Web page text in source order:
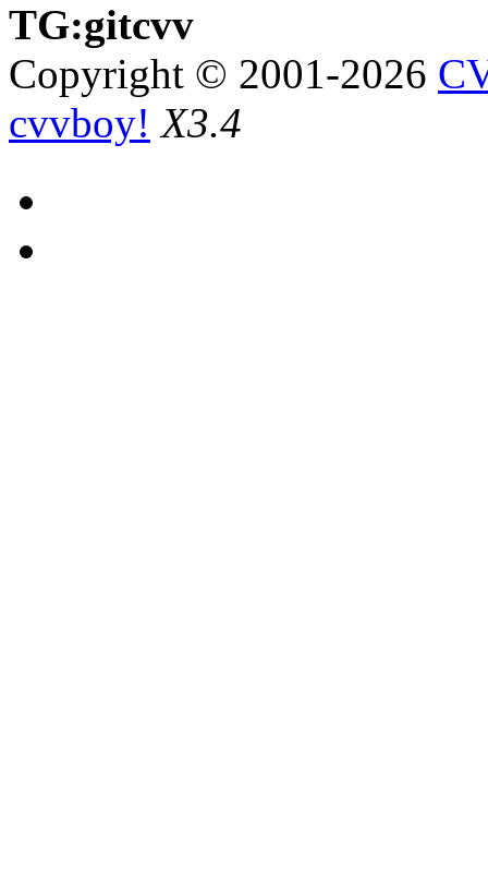
TG:gitcvv
Copyright © 2001-2026
cvvboy! X3.4